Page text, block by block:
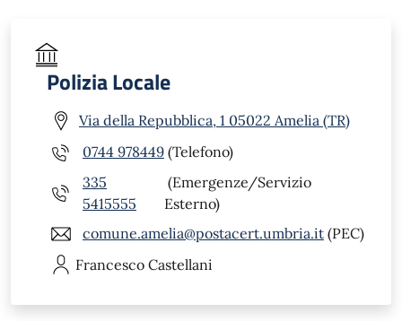
Polizia Locale
Via della Repubblica, 1 05022 Amelia (TR)
0744 978449 (Telefono)
335
5415555
(Emergenze/Servizio
Esterno)
comune.amelia@postacert.umbria.it (PEC)
Francesco Castellani